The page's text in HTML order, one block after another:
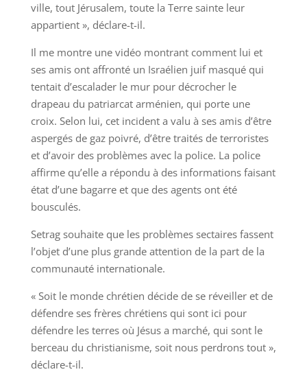
ville, tout Jérusalem, toute la Terre sainte leur
appartient », déclare-t-il.
Il me montre une vidéo montrant comment lui et
ses amis ont affronté un Israélien juif masqué qui
tentait d’escalader le mur pour décrocher le
drapeau du patriarcat arménien, qui porte une
croix. Selon lui, cet incident a valu à ses amis d’être
aspergés de gaz poivré, d’être traités de terroristes
et d’avoir des problèmes avec la police. La police
affirme qu’elle a répondu à des informations faisant
état d’une bagarre et que des agents ont été
bousculés.
Setrag souhaite que les problèmes sectaires fassent
l’objet d’une plus grande attention de la part de la
communauté internationale.
« Soit le monde chrétien décide de se réveiller et de
défendre ses frères chrétiens qui sont ici pour
défendre les terres où Jésus a marché, qui sont le
berceau du christianisme, soit nous perdrons tout »,
déclare-t-il.